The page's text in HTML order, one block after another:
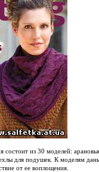
из 30 моделей:
для подушек. К моделям
от ее воплощения.